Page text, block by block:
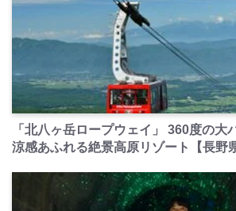
「北八ヶ岳ロープウェイ」 360度の大
涼感あふれる絶景高原リゾート【長野